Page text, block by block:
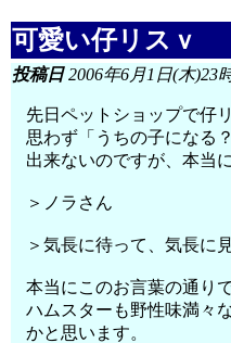
可愛い仔リスｖ
投稿日2006年6月1日(木)23
先日ペットショップで仔
思わず「うちの子になる
出来ないのですが、本当
＞ノラさん
＞気長に待って、気長に
本当にこのお言葉の通りで
ハムスターも野性味満々
かと思います。